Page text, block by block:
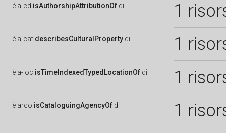
è a-cd:isAuthorshipAttributionOf di 1
è a-cat:describesCulturalProperty di 1
è a-loc:isTimeIndexedTypedLocationOf di 1
è arco:isCataloguingAgencyOf di 1